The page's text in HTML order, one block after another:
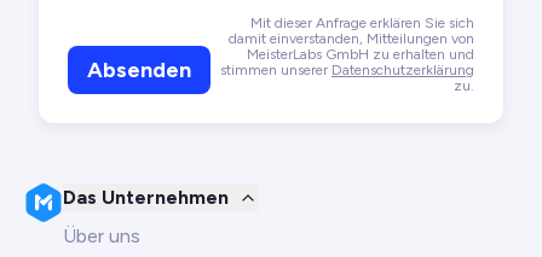
Absenden
Mit dieser Anfrage erklären Sie sich
damit einverstanden, Mitteilungen von
MeisterLabs GmbH zu erhalten und
stimmen unserer Datenschutzerklärung
zu.
Das Unternehmen
Über uns